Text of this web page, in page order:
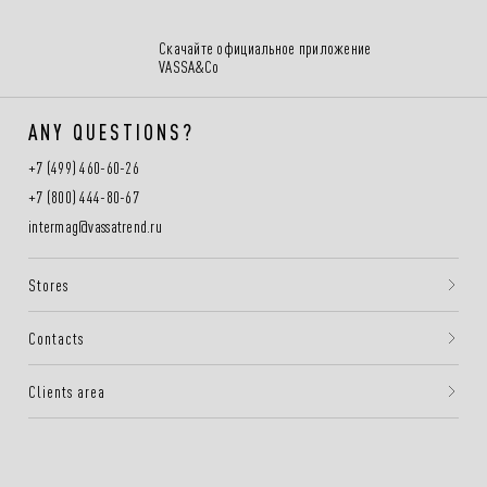
Скачайте официальное приложение
VASSA&Co
ANY QUESTIONS?
+7 (499) 460-60-26
+7 (800) 444-80-67
intermag@vassatrend.ru
Stores
Contacts
Clients area